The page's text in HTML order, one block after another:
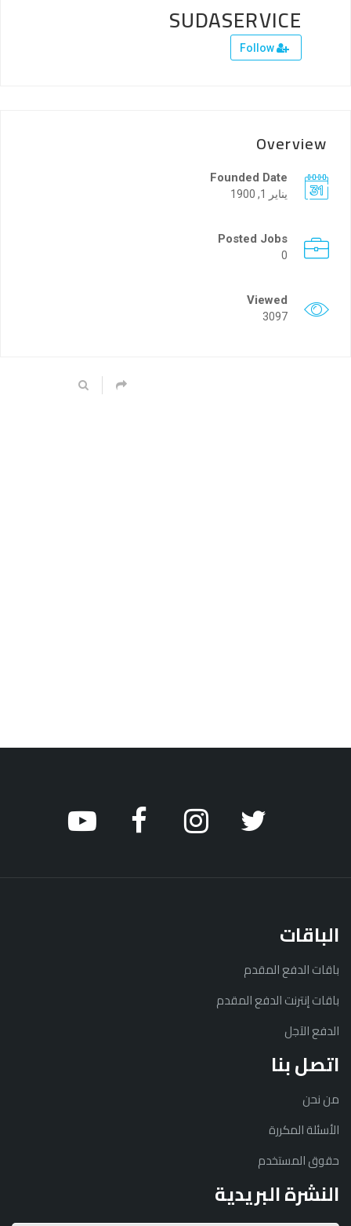
SUDASERVICE
Overview
Founded Date
يناير 1, 1900
Posted Jobs
0
Viewed
3097
الباقات
باقات الدفع المقدم
باقات إنترنت الدفع المقدم
الدفع الآجل
اتصل بنا
من نحن
الأسئلة المكررة
حقوق المستخدم
النشرة البريدية